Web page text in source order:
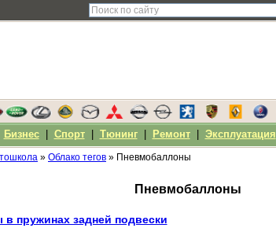
» Облако тегов » Пневмобаллоны
Пневмобаллоны
пружинах задней подвески
Бизнес| Спорт| Тюнинг| Ремонт| Эксплуатация